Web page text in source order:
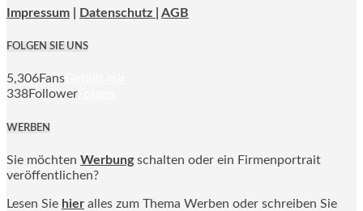
Impressum Datenschutz | AGB
FOLGEN SIE UNS
5,306Fans
338Follower
WERBEN
Sie möchten Werbung schalten oder ein Firmenportrait
veröffentlichen?
Lesen Sie hier alles zum Thema Werben oder schreiben Sie